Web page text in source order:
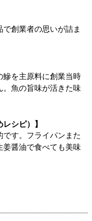
創業者の思いが詰ま
鰺を主原料に創業当時
。魚の旨味が活きた味
シピ）】
す。フライパンまた
姜醤油で食べても美味